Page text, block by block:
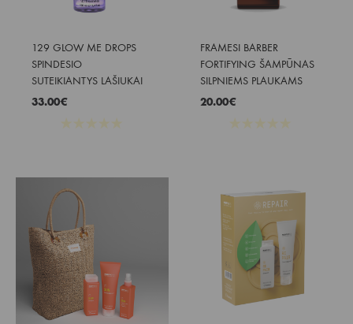
129 GLOW ME DROPS
SPINDESIO
SUTEIKIANTYS LAŠIUKAI
33.00€
★ ★ ★ ★ ★
FRAMESI BARBER
FORTIFYING ŠAMPŪNAS
SILPNIEMS PLAUKAMS
20.00€
★ ★ ★ ★ ★